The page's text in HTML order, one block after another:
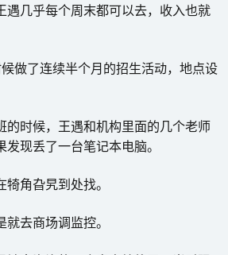
遇几乎每个周末都可以去，收入也就
做了连续半个月的招生活动，地点设
的时候，王遇和机构里面的几个老师
现丢了一台笔记本电脑。
角旮旯到处找。
去商场调监控。